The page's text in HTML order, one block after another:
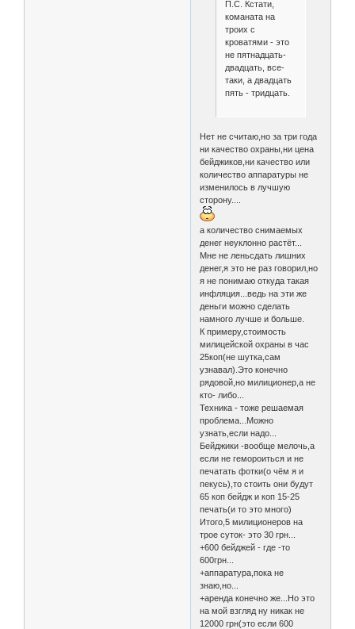
П.С. Кстати,
команата на
троих с
кроватями - это
не пятнадцать-
двадцать, все-
таки, а двадцать
пять - тридцать.
Нет не считаю,но за три года
ни качество охраны,ни цена
бейджиков,ни качество или
количество аппаратуры не
изменилось в лучшую
сторону....
а количество снимаемых
денег неуклонно растёт...
Мне не леньсдать лишних
денег,я это не раз говорил,но
я не понимаю откуда такая
инфляция...ведь на эти же
деньги можно сделать
намного лучше и больше.
К примеру,стоимость
милицейской охраны в час
25коп(не шутка,сам
узнавал).Это конечно
рядовой,но милиционер,а не
кто- либо...
Техника - тоже решаемая
проблема...Можно
узнать,если надо...
Бейджики -вообще мелочь,а
если не гемороиться и не
печатать фотки(о чём я и
пекусь),то стоить они будут
65 коп бейдж и коп 15-25
печать(и то это много)
Итого,5 милиционеров на
трое суток- это 30 грн...
+600 бейджей - где -то
600грн...
+аппаратура,пока не
знаю,но...
+аренда конечно же...Но это
на мой взгляд ну никак не
12000 грн(это если 600